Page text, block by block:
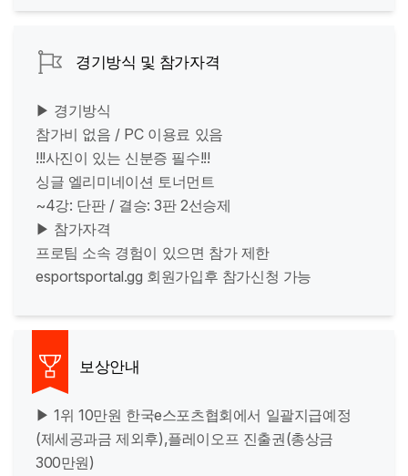
경기방식 및 참가자격
▶ 경기방식
참가비 없음 / PC 이용료 있음
!!!사진이 있는 신분증 필수!!!
싱글 엘리미네이션 토너먼트
~4강: 단판 / 결승: 3판 2선승제
▶ 참가자격
프로팀 소속 경험이 있으면 참가 제한
esportsportal.gg 회원가입후 참가신청 가능
보상안내
▶ 1위 10만원 한국e스포츠협회에서 일괄지급예정
(제세공과금 제외후),플레이오프 진출권(총상금
300만원)